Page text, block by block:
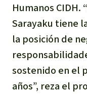
Humanos CIDH.
Sarayaku tiene
la posición de
sostenido en el
años”, reza el